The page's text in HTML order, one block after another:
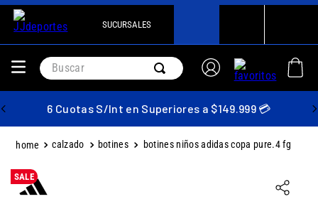
SUCURSALES
Buscar
6 Cuotas S/Int en Superiores a $149.999 💳
calzado botines botines niños adidas copa pure.4 fg
SALE